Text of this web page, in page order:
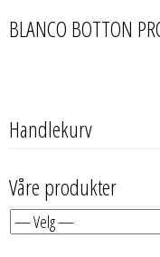
BLANCO BOTTON
Handlekurv
Våre produkter